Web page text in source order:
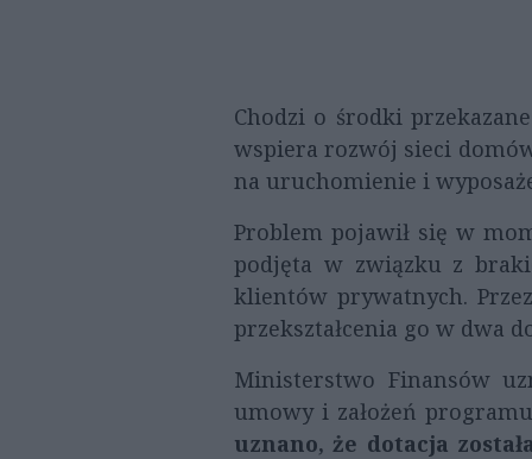
Chodzi o środki
wspiera rozwój sieci
na uruchomienie i
Problem pojawił się w
podjęta w związku z
klientów prywatnych.
przekształcenia go w dwa
Ministerstwo Finansów
umowy i założeń
uznano, że dotacja